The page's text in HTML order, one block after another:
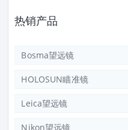
热销产品
Bosma望远镜
HOLOSUN瞄准镜
Leica望远镜
Nikon望远镜